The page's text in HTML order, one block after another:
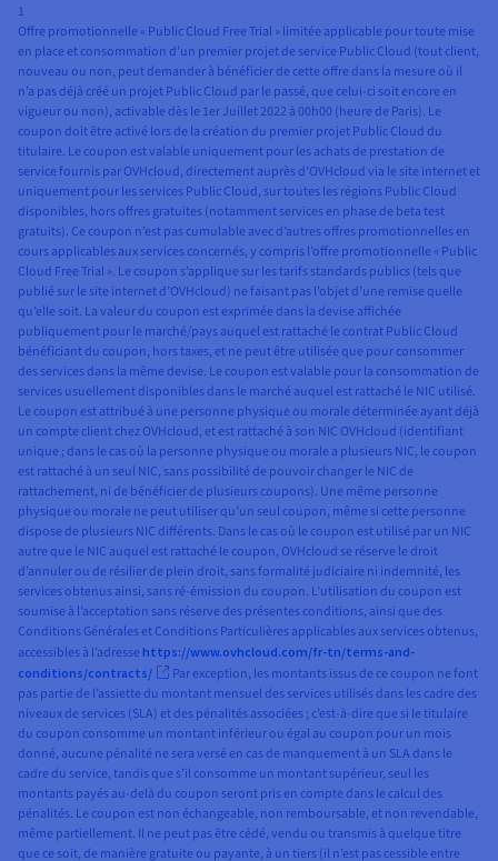
1
Offre promotionnelle « Public Cloud Free Trial » limitée applicable pour toute mise
en place et consommation d’un premier projet de service Public Cloud (tout client,
nouveau ou non, peut demander à bénéficier de cette offre dans la mesure où il
n’a pas déjà créé un projet Public Cloud par le passé, que celui-ci soit encore en
vigueur ou non), activable dès le 1er Juillet 2022 à 00h00 (heure de Paris). Le
coupon doit être activé lors de la création du premier projet Public Cloud du
titulaire. Le coupon est valable uniquement pour les achats de prestation de
service fournis par OVHcloud, directement auprès d’OVHcloud via le site internet et
uniquement pour les services Public Cloud, sur toutes les régions Public Cloud
disponibles, hors offres gratuites (notamment services en phase de beta test
gratuits). Ce coupon n’est pas cumulable avec d’autres offres promotionnelles en
cours applicables aux services concernés, y compris l’offre promotionnelle « Public
Cloud Free Trial ». Le coupon s’applique sur les tarifs standards publics (tels que
publié sur le site internet d’OVHcloud) ne faisant pas l’objet d’une remise quelle
qu’elle soit. La valeur du coupon est exprimée dans la devise affichée
publiquement pour le marché/pays auquel est rattaché le contrat Public Cloud
bénéficiant du coupon, hors taxes, et ne peut être utilisée que pour consommer
des services dans la même devise. Le coupon est valable pour la consommation de
services usuellement disponibles dans le marché auquel est rattaché le NIC utilisé.
Le coupon est attribué à une personne physique ou morale déterminée ayant déjà
un compte client chez OVHcloud, et est rattaché à son NIC OVHcloud (identifiant
unique ; dans le cas où la personne physique ou morale a plusieurs NIC, le coupon
est rattaché à un seul NIC, sans possibilité de pouvoir changer le NIC de
rattachement, ni de bénéficier de plusieurs coupons). Une même personne
physique ou morale ne peut utiliser qu’un seul coupon, même si cette personne
dispose de plusieurs NIC différents. Dans le cas où le coupon est utilisé par un NIC
autre que le NIC auquel est rattaché le coupon, OVHcloud se réserve le droit
d’annuler ou de résilier de plein droit, sans formalité judiciaire ni indemnité, les
services obtenus ainsi, sans ré-émission du coupon. L’utilisation du coupon est
soumise à l’acceptation sans réserve des présentes conditions, ainsi que des
Conditions Générales et Conditions Particulières applicables aux services obtenus,
accessibles à l’adresse https://www.ovhcloud.com/fr-tn/terms-and-
conditions/contracts/
Par exception, les montants issus de ce coupon ne font
pas partie de l’assiette du montant mensuel des services utilisés dans les cadre des
niveaux de services (SLA) et des pénalités associées ; c’est-à-dire que si le titulaire
du coupon consomme un montant inférieur ou égal au coupon pour un mois
donné, aucune pénalité ne sera versé en cas de manquement à un SLA dans le
cadre du service, tandis que s’il consomme un montant supérieur, seul les
montants payés au-delà du coupon seront pris en compte dans le calcul des
pénalités. Le coupon est non échangeable, non remboursable, et non revendable,
même partiellement. Il ne peut pas être cédé, vendu ou transmis à quelque titre
que ce soit, de manière gratuite ou payante, à un tiers (il n’est pas cessible entre